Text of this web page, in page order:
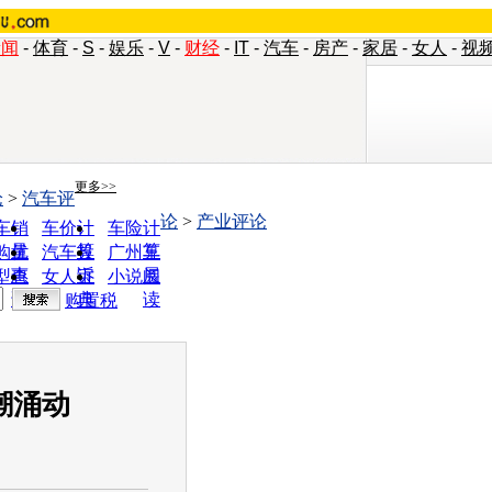
- 体育 - S - 娱乐 - V - 财经 - IT - 汽车 - 房产 - 家居 - 女人 - 视
更多>>
销
量
车价计
算
车险计
算
优
惠
汽车投
诉
广州车
展
查
询
女人宝
典
小说阅
读
> 汽车评
论 > 产业评论
购置税
涌动